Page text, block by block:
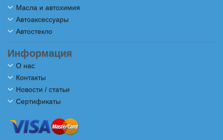
Масла и автохимия
Автоаксессуары
Автостекло
Информация
О нас
Контакты
Новости / статьи
Сертификаты